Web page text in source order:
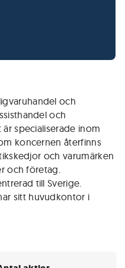
och
och
specialiserade inom
koncernen återfinns
och varumärken
och företag.
till Sverige.
sitt huvudkontor i